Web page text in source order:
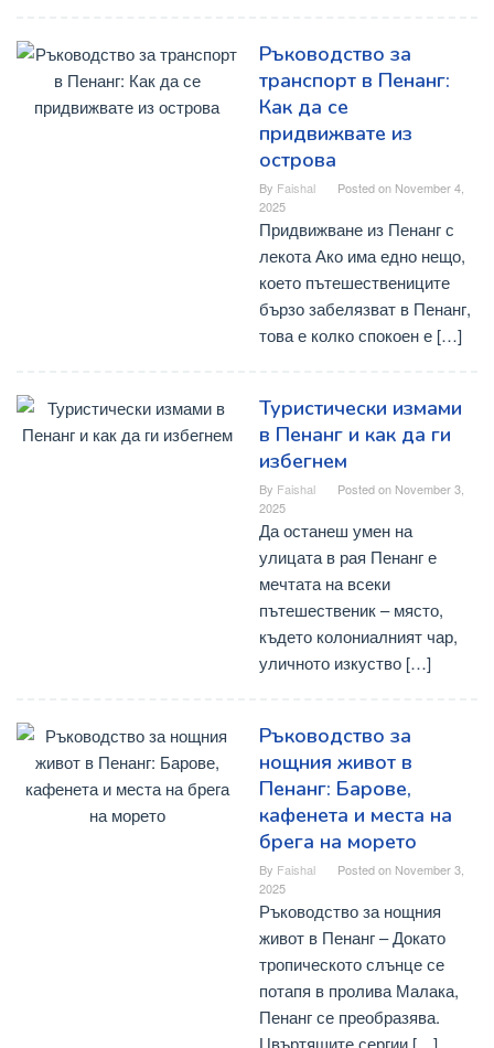
Ръководство за
транспорт в Пенанг:
Как да се
придвижвате из
острова
By Faishal Posted on November 4,
2025
Придвижване из Пенанг с
лекота Ако има едно нещо,
което пътешествениците
бързо забелязват в Пенанг,
това е колко спокоен е […]
Туристически измами
в Пенанг и как да ги
избегнем
By Faishal Posted on November 3,
2025
Да останеш умен на
улицата в рая Пенанг е
мечтата на всеки
пътешественик – място,
където колониалният чар,
уличното изкуство […]
Ръководство за
нощния живот в
Пенанг: Барове,
кафенета и места на
брега на морето
By Faishal Posted on November 3,
2025
Ръководство за нощния
живот в Пенанг – Докато
тропическото слънце се
потапя в пролива Малака,
Пенанг се преобразява.
Цвъртящите сергии […]